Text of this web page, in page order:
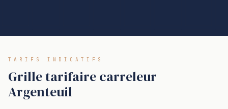
TARIFS INDICATIFS
Grille tarifaire carreleur
Argenteuil